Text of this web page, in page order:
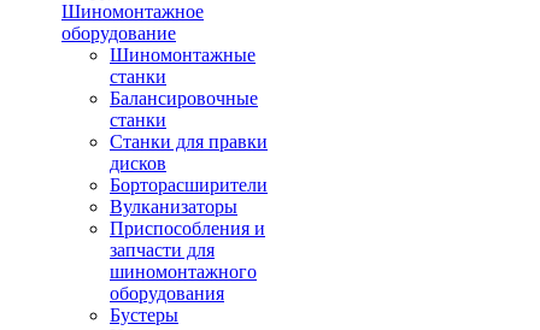
Шиномонтажное
оборудование
Шиномонтажные
станки
Балансировочные
станки
Станки для правки
дисков
Борторасширители
Вулканизаторы
Приспособления и
запчасти для
шиномонтажного
оборудования
Бустеры